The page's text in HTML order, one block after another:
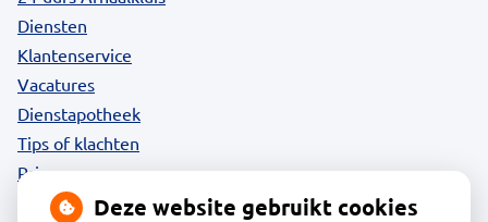
Diensten
Klantenservice
Vacatures
Dienstapotheek
Tips of klachten
Privacy
Deze website gebruikt cookies